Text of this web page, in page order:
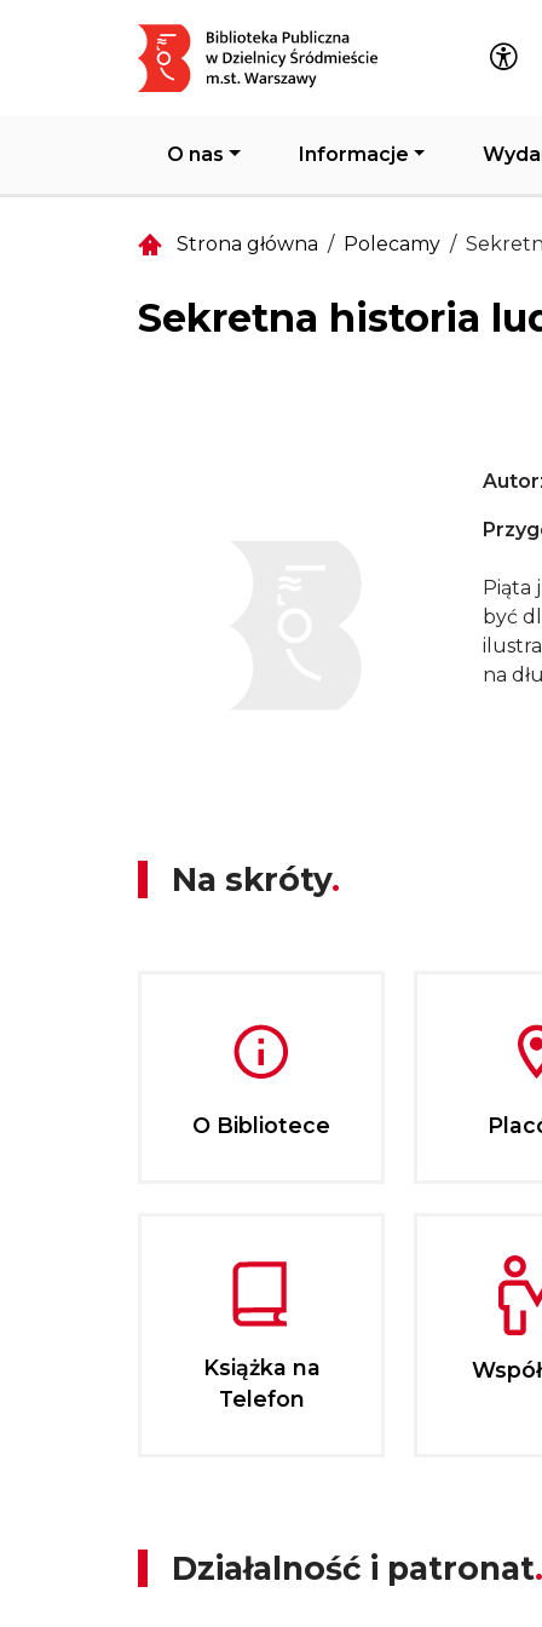
O nas Informacje
Strona główna Polecamy
Sekretna historia
Piąta
być
na
Na skróty
O Bibliotece
Książka na
Telefon
Działalność i patronat